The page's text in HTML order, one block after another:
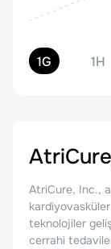
1G 1H
AtriCure, Inc.,
kardiyovasküler
teknolojiler
cerrahi